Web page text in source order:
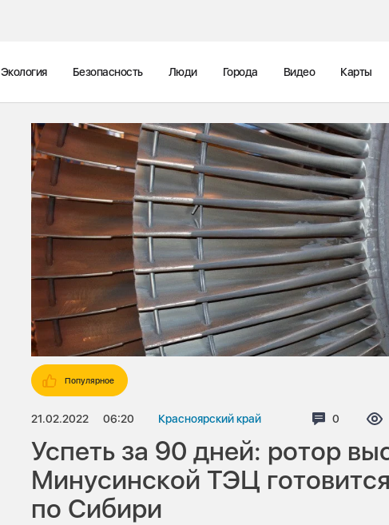
Экология Безопасность Люди Города Видео Карты
Популярное
21.02.2022 06:20 Красноярский край 0
Успеть за 90 дней: ротор
Минусинской ТЭЦ
по Сибири